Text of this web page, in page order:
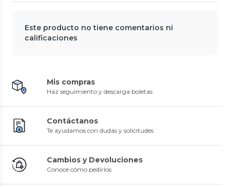
Este producto no tiene comentarios ni
calificaciones
Mis compras
Haz seguimiento y descarga boletas
Contáctanos
Te ayudamos con dudas y solicitudes
Cambios y Devoluciones
Conoce cómo pedirlos